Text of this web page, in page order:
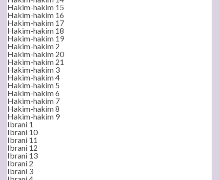
Hakim-hakim 15
Hakim-hakim 16
Hakim-hakim 17
Hakim-hakim 18
Hakim-hakim 19
Hakim-hakim 2
Hakim-hakim 20
Hakim-hakim 21
Hakim-hakim 3
Hakim-hakim 4
Hakim-hakim 5
Hakim-hakim 6
Hakim-hakim 7
Hakim-hakim 8
Hakim-hakim 9
Ibrani 1
Ibrani 10
Ibrani 11
Ibrani 12
Ibrani 13
Ibrani 2
Ibrani 3